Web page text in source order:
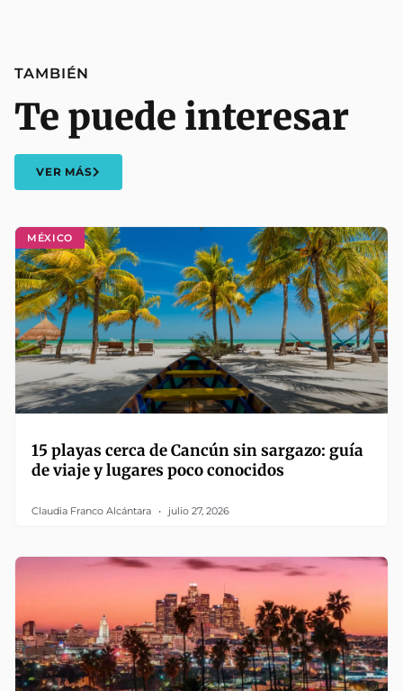
MÉXICO
15 playas cerca de Cancún sin sargazo: guía
de viaje y lugares poco conocidos
Claudia Franco Alcántara julio 27, 2026
TAMBIÉN
Te puede interesar
VER MÁS